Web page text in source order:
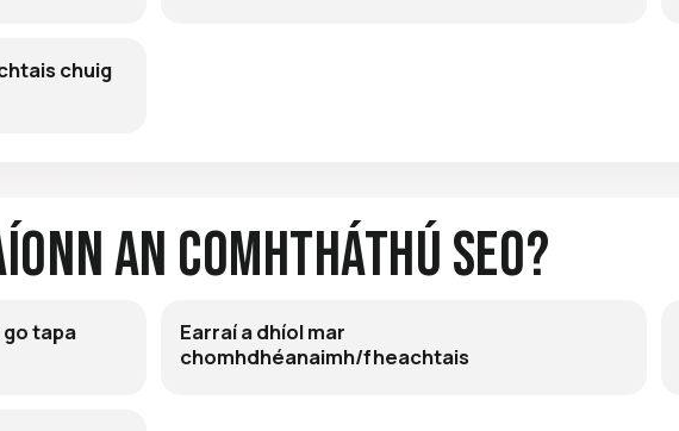
chuig
an Comhtháthú Seo?
go tapa
Earraí a dhíol mar
chomhdhéanaimh/fheachtais